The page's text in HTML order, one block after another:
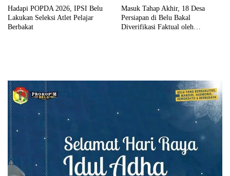
Hadapi POPDA 2026, IPSI Belu
Lakukan Seleksi Atlet Pelajar
Berbakat
Masuk Tahap Akhir, 18 Desa
Persiapan di Belu Bakal
Diverifikasi Faktual oleh